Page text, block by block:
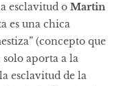
esclavitud o Martin
es una chica
(concepto que
solo aporta a la
esclavitud de la